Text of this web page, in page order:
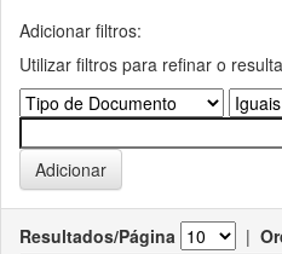
Adicionar filtros:
Utilizar filtros para refinar o
Resultados/Página |